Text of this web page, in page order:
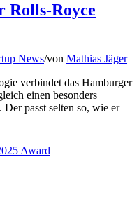
Award
Rolls-Royce
News/von Mathias Jäger
verbindet das Hamburger
einen besonders
passt selten so, wie er